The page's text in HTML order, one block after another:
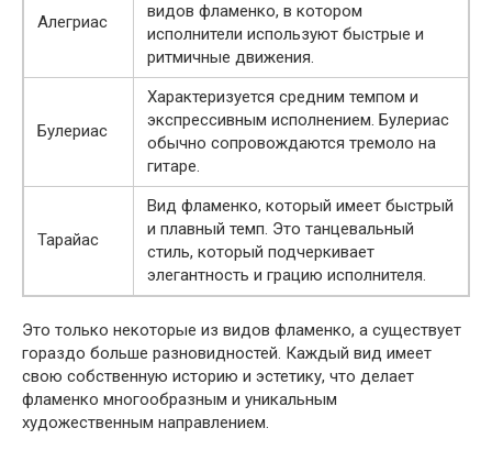
Алегриас
видов фламенко, в котором
исполнители используют быстрые и
ритмичные движения.
Булериас
Характеризуется средним темпом и
экспрессивным исполнением. Булериас
обычно сопровождаются тремоло на
гитаре.
Тарайас
Вид фламенко, который имеет быстрый
и плавный темп. Это танцевальный
стиль, который подчеркивает
элегантность и грацию исполнителя.
Это только некоторые из видов фламенко, а существует
гораздо больше разновидностей. Каждый вид имеет
свою собственную историю и эстетику, что делает
фламенко многообразным и уникальным
художественным направлением.